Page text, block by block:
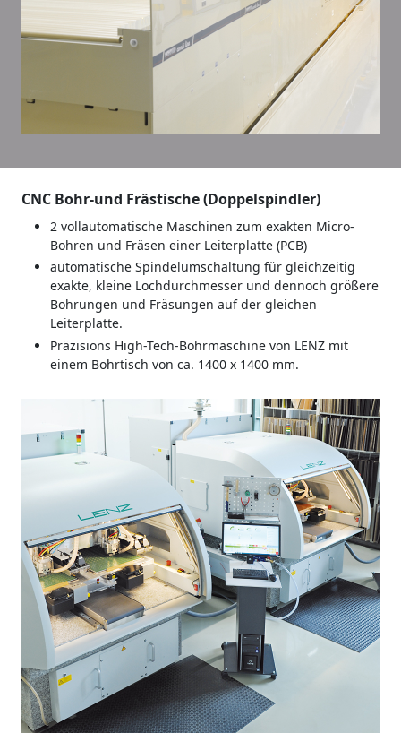
CNC Bohr-und Frästische (Doppelspindler)
2 vollautomatische Maschinen zum exakten Micro-
Bohren und Fräsen einer Leiterplatte (PCB)
automatische Spindelumschaltung für gleichzeitig
exakte, kleine Lochdurchmesser und dennoch größere
Bohrungen und Fräsungen auf der gleichen
Leiterplatte.
Präzisions High-Tech-Bohrmaschine von LENZ mit
einem Bohrtisch von ca. 1400 x 1400 mm.